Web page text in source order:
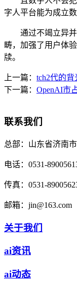
字人平台能为成立数
通过不竭立异并霸
畴，加强了用户体验
牍。
上一篇： tch2代的
下一篇： OpenAI市
联系我们
总部： 山东省济南
电话： 0531-
传真： 0531-
邮箱： jin@163.com
关于我们
ai资讯
ai动态